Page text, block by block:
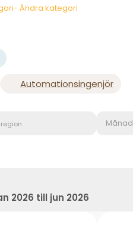
- Ändra kategori
Automationsingenjör
Månad
2026 till jun 2026